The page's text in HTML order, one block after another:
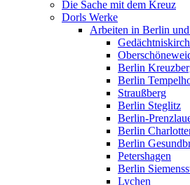
Die Sache mit dem Kreuz
Dorls Werke
Arbeiten in Berlin
Berlin
Berlin
Straußberg
Berlin Steglitz
Berlin-
Berlin
Berlin
Petershagen
Berlin
Lychen